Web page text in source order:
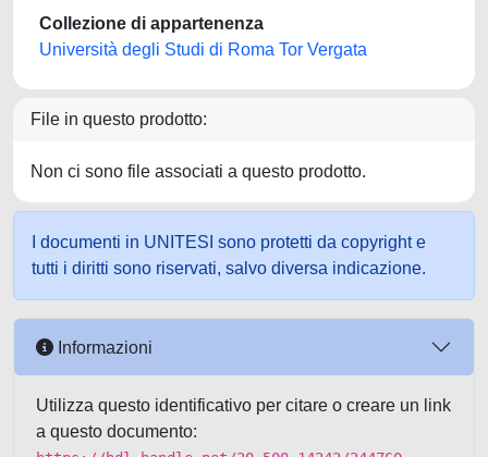
Collezione di appartenenza
Università degli Studi di Roma Tor Vergata
File in questo prodotto:
Non ci sono file associati a questo prodotto.
I documenti in UNITESI sono protetti da copyright e
tutti i diritti sono riservati, salvo diversa indicazione.
Informazioni
Utilizza questo identificativo per citare o creare un link
a questo documento: